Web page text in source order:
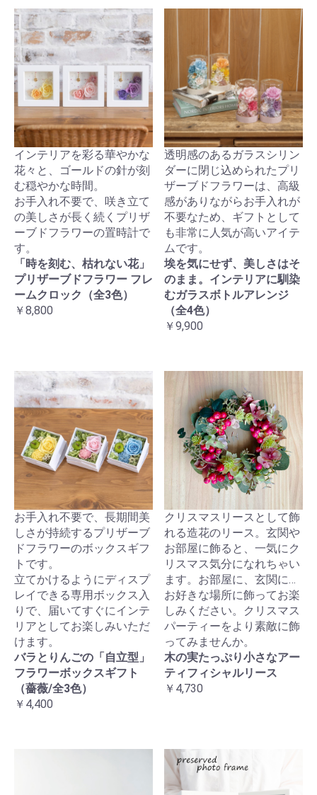
インテリアを彩る華やかな
花々と、ゴールドの針が刻
む穏やかな時間。
お手入れ不要で、咲き立て
の美しさが長く続くプリザ
ーブドフラワーの置時計で
す。
「時を刻む、枯れない花」
プリザーブドフラワー フレ
ームクロック（全3色）
￥8,800
透明感のあるガラスシリン
ダーに閉じ込められたプリ
ザーブドフラワーは、高級
感がありながらお手入れが
不要なため、ギフトとして
も非常に人気が高いアイテ
ムです。
埃を気にせず、美しさはそ
のまま。インテリアに馴染
むガラスボトルアレンジ
（全4色）
￥9,900
お手入れ不要で、長期間美
しさが持続するプリザーブ
ドフラワーのボックスギフ
トです。
立てかけるようにディスプ
レイできる専用ボックス入
りで、届いてすぐにインテ
リアとしてお楽しみいただ
けます。
バラとりんごの「自立型」
フラワーボックスギフト
（薔薇/全3色）
￥4,400
クリスマスリースとして飾
れる造花のリース。玄関や
お部屋に飾ると、一気にク
リスマス気分になれちゃい
ます。お部屋に、玄関に…
お好きな場所に飾ってお楽
しみください。クリスマス
パーティーをより素敵に飾
ってみませんか。
木の実たっぷり小さなアー
ティフィシャルリース
￥4,730